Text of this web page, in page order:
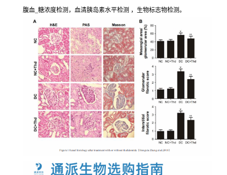
腹血_糖浓度检测，血清胰岛素水平检测 ，生物标志物检测。